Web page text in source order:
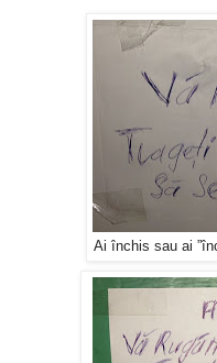
Ai închis sau ai